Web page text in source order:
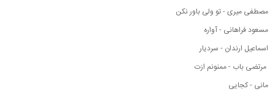
مصطفی میری - تو ولی باور نکن
مسعود فراهانی - آواره
اسماعیل ارندان - سردیار
مرتضی باب - ممنونم ازت
مانی - کجایی